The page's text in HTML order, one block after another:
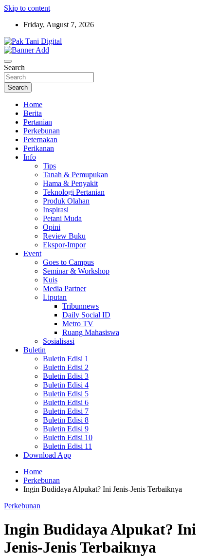
Skip to content
Friday, August 7, 2026
Pak Tani Digital
Search
Search
Home
Berita
Pertanian
Perkebunan
Peternakan
Perikanan
Info
Tips
Tanah & Pemupukan
Hama & Penyakit
Teknologi Pertanian
Produk Olahan
Inspirasi
Petani Muda
Opini
Review Buku
Ekspor-Impor
Event
Goes to Campus
Seminar & Workshop
Kuis
Media Partner
Liputan
Tribunnews
Daily Social ID
Metro TV
Ruang Mahasiswa
Sosialisasi
Buletin
Buletin Edisi 1
Buletin Edisi 2
Buletin Edisi 3
Buletin Edisi 4
Buletin Edisi 5
Buletin Edisi 6
Buletin Edisi 7
Buletin Edisi 8
Buletin Edisi 9
Buletin Edisi 10
Buletin Edisi 11
Download App
Home
Perkebunan
Ingin Budidaya Alpukat? Ini Jenis-Jenis Terbaiknya
Perkebunan
Ingin Budidaya Alpukat? Ini
Jenis-Jenis Terbaiknya